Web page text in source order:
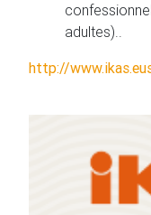
adultes)..
http://